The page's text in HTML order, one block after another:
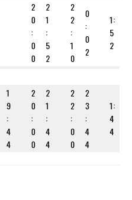
2
0
:
0
0
2
1
:
5
2
2
2
:
1
0
0
:
0
2
1:
5
2
1
9
:
4
4
2
0
:
0
0
2
1
:
4
4
2
2
:
0
0
2
3
:
4
4
1:
4
4